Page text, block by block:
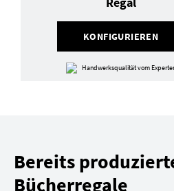
KONFIGURIEREN
Handwerksqualität vom
Bereits
Bücherregale